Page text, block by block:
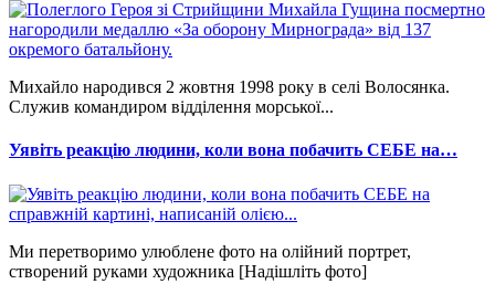
Михайло народився 2 жовтня 1998 року в селі Волосянка.
Служив командиром відділення морської...
Уявіть реакцію людини, коли вона побачить СЕБЕ на…
Ми перетворимо улюблене фото на олійний портрет,
створений руками художника [Надішліть фото]